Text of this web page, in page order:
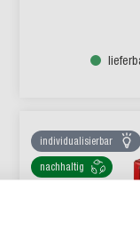
individualisierbar
nachhaltig